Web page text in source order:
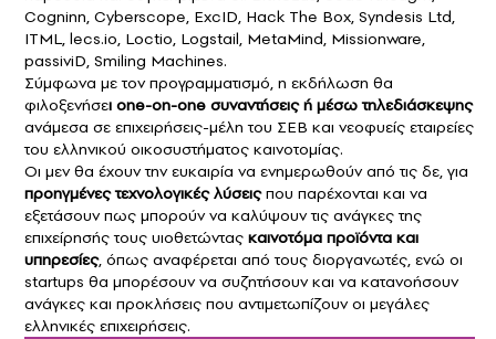
Cogninn, Cyberscope, ExcID, Hack The Box, Syndesis Ltd,
ITML, lecs.io, Loctio, Logstail, MetaMind, Missionware,
passiviD, Smiling Machines.
Σύμφωνα με τον προγραμματισμό, η εκδήλωση θα
φιλοξενήσει one-on-one συναντήσεις ή μέσω τηλεδιάσκεψης
ανάμεσα σε επιχειρήσεις-μέλη του ΣΕΒ και νεοφυείς εταιρείες
του ελληνικού οικοσυστήματος καινοτομίας.
Οι μεν θα έχουν την ευκαιρία να ενημερωθούν από τις δε, για
προηγμένες τεχνολογικές λύσειςπου παρέχονται και να
εξετάσουν πως μπορούν να καλύψουν τις ανάγκες της
επιχείρησής τους υιοθετώντας καινοτόμα προϊόντα και
υπηρεσίες, όπως αναφέρεται από τους διοργανωτές, ενώ οι
startups θα μπορέσουν να συζητήσουν και να κατανοήσουν
ανάγκες και προκλήσεις που αντιμετωπίζουν οι μεγάλες
ελληνικές επιχειρήσεις.